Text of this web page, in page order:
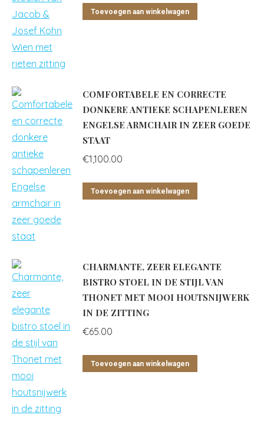
Toevoegen aan winkelwagen
COMFORTABELE EN CORRECTE
DONKERE ANTIEKE SCHAPENLEREN
ENGELSE ARMCHAIR IN ZEER GOEDE
STAAT
€1,100.00
Toevoegen aan winkelwagen
CHARMANTE, ZEER ELEGANTE
BISTRO STOEL IN DE STIJL VAN
THONET MET MOOI HOUTSNIJWERK
IN DE ZITTING
€65.00
Toevoegen aan winkelwagen